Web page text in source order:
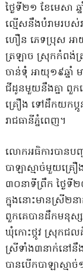
ថ្ងៃទី២១ ខែមេសា
ល្មើសនឹងបំរាមរបស់
ហឿន ភេទប្រុស អា
ត្រឡាច ស្រុកកំពង់ត្
ចាន់ទុំ អាយុ១៩ឆ្នាំ
ជីដូនមួយនឹងគ្នា ពួក
គ្រឿង ទៅដឹកយកប្អូ
រាជធានីភ្នំពេញ។
លោកអធិការបានបញ្
បាឡាស្មាច់មួយគ្រឿ
៣០នាទីព្រឹក ថ្ងៃទី
ក្នុងនោះមានស្រី២ន
ពួកគេបានដឹកមនុស្
ឃុំកោះថ្កូវ ស្រុកជល
ស្រីទាំង៣នាក់នៅនឹ
បានបើកបាឡាស្មា